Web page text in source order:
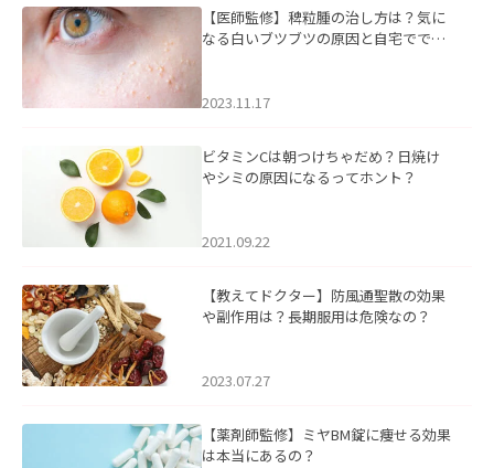
【医師監修】稗粒腫の治し方は？気に
なる白いブツブツの原因と自宅ででき
2023.11.17
ビタミンCは朝つけちゃだめ？日焼け
やシミの原因になるってホント？
2021.09.22
【教えてドクター】防風通聖散の効果
や副作用は？長期服用は危険なの？
2023.07.27
【薬剤師監修】ミヤBM錠に痩せる効果
は本当にあるの？